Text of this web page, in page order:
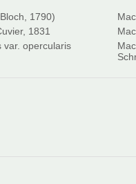
1790)
1831
var. opercularis